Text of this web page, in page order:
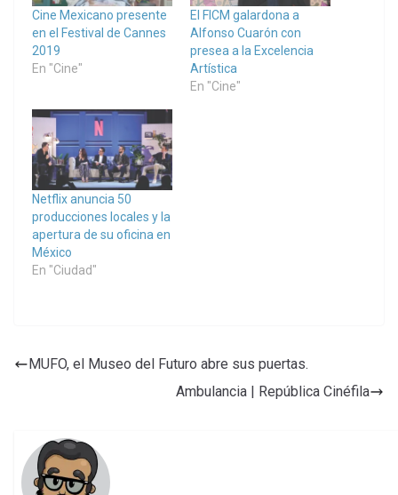
Cine Mexicano presente
en el Festival de Cannes
2019
En "Cine"
El FICM galardona a
Alfonso Cuarón con
presea a la Excelencia
Artística
En "Cine"
Netflix anuncia 50
producciones locales y la
apertura de su oficina en
México
En "Ciudad"
MUFO, el Museo del Futuro abre sus puertas.
Ambulancia | República Cinéfila